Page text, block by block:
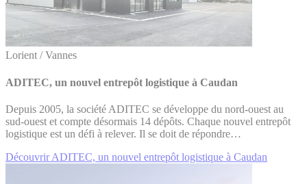
Lorient / Vannes
ADITEC, un nouvel entrepôt logistique à Caudan
Depuis 2005, la société ADITEC se développe du nord-ouest au
sud-ouest et compte désormais 14 dépôts. Chaque nouvel entrepôt
logistique est un défi à relever. Il se doit de répondre…
Découvrir ADITEC, un nouvel entrepôt logistique à Caudan